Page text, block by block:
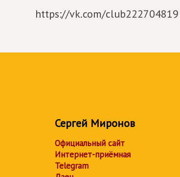
https://vk.com/club222704819
Сергей Миронов
Официальный сайт
Интернет-приёмная
Telegram